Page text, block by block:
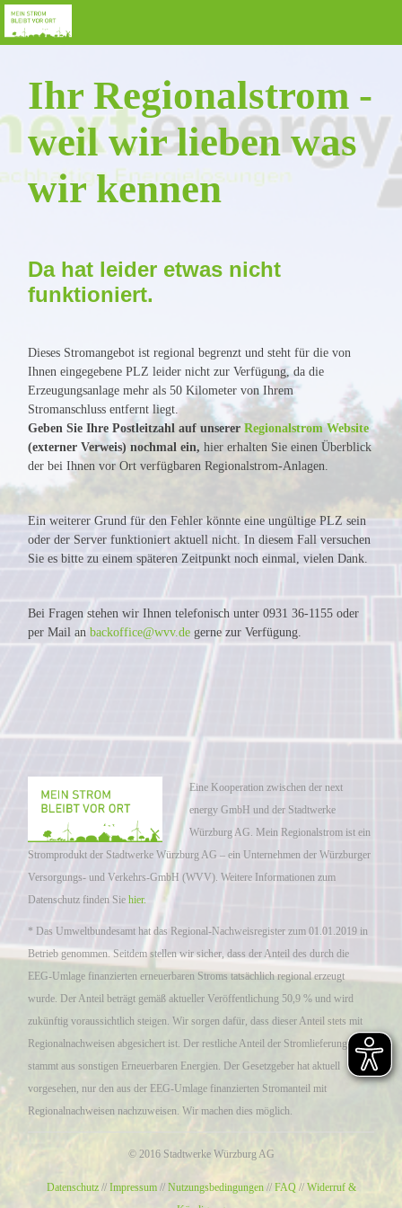
Ihr Regionalstrom -
weil wir lieben was
wir kennen
Da hat leider etwas nicht
funktioniert.
Dieses Stromangebot ist regional begrenzt und steht für die von
Ihnen eingegebene PLZ leider nicht zur Verfügung, da die
Erzeugungsanlage mehr als 50 Kilometer von Ihrem
Stromanschluss entfernt liegt.
Geben Sie Ihre Postleitzahl auf unsererRegionalstrom Website
(externer Verweis) nochmal ein, hier erhalten Sie einen Überblick
der bei Ihnen vor Ort verfügbaren Regionalstrom-Anlagen.
Ein weiterer Grund für den Fehler könnte eine ungültige PLZ sein
oder der Server funktioniert aktuell nicht. In diesem Fall versuchen
Sie es bitte zu einem späteren Zeitpunkt noch einmal, vielen Dank.
Bei Fragen stehen wir Ihnen telefonisch unter 0931 36-1155 oder
per Mail anbackoffice@wvv.de gerne zur Verfügung.
Eine Kooperation zwischen der next
energy GmbH und der Stadtwerke
Würzburg AG. Mein Regionalstrom ist ein
Stromprodukt der Stadtwerke Würzburg AG – ein Unternehmen der Würzburger
Versorgungs- und Verkehrs-GmbH (WVV). Weitere Informationen zum
Datenschutz finden Siehier.
* Das Umweltbundesamt hat das Regional-Nachweisregister zum 01.01.2019 in
Betrieb genommen. Seitdem stellen wir sicher, dass der Anteil des durch die
EEG-Umlage finanzierten erneuerbaren Stroms tatsächlich regional erzeugt
wurde. Der Anteil beträgt gemäß aktueller Veröffentlichung 50,9 % und wird
zukünftig voraussichtlich steigen. Wir sorgen dafür, dass dieser Anteil stets mit
Regionalnachweisen abgesichert ist. Der restliche Anteil der Stromlieferung
stammt aus sonstigen Erneuerbaren Energien. Der Gesetzgeber hat aktuell
vorgesehen, nur den aus der EEG-Umlage finanzierten Stromanteil mit
Regionalnachweisen nachzuweisen. Wir machen dies möglich.
© 2016 Stadtwerke Würzburg AG
Datenschutz// Impressum// Nutzungsbedingungen// FAQ// Widerruf &